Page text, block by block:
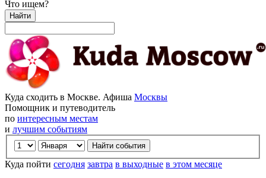
Что ищем?
Найти
Куда сходить в Москве. Афиша Москвы
Помощник и путеводитель
по интересным местам
и лучшим событиям
Куда пойти сегодня завтра в выходные в этом месяце